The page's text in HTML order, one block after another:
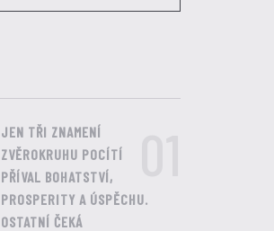
JEN TŘI ZNAMENÍ
ZVĚROKRUHU POCÍTÍ
PŘÍVAL BOHATSTVÍ,
PROSPERITY A ÚSPĚCHU.
OSTATNÍ ČEKÁ